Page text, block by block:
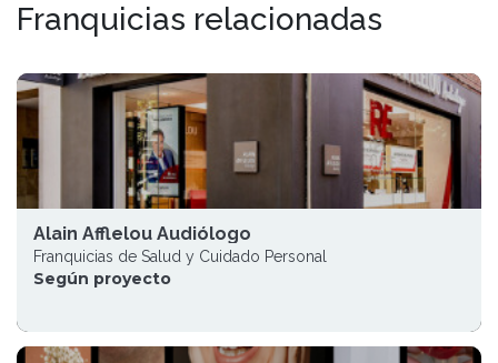
Franquicias relacionadas
Alain Afflelou Audiólogo
Franquicias de Salud y Cuidado Personal
Según proyecto